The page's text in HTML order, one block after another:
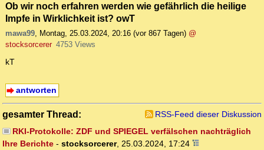
Ob wir noch erfahren werden wie gefährlich die heilige
Impfe in Wirklichkeit ist? owT
mawa99, Montag, 25.03.2024, 20:16 (vor 867 Tagen) @
stocksorcerer 4753 Views
kT
antworten
gesamter Thread:
RSS-Feed dieser Diskussion
RKI-Protokolle: ZDF und SPIEGEL verfälschen nachträglich
Ihre Berichte - stocksorcerer, 25.03.2024, 17:24